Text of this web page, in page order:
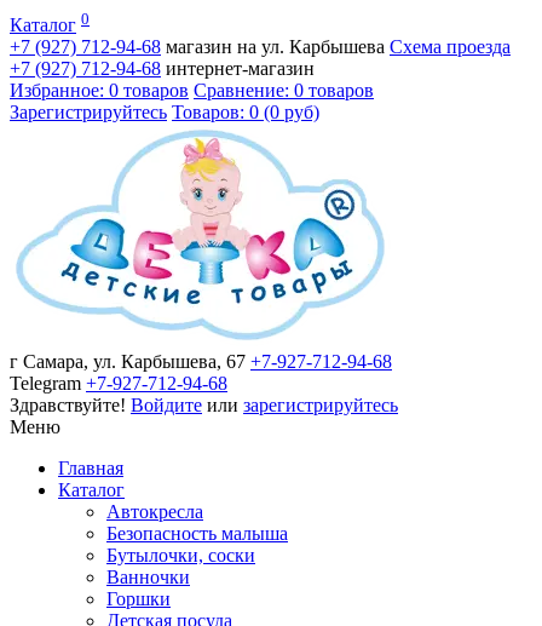
Каталог 0
+7 (927) 712-94-68 магазин на ул. Карбышева Схема проезда
+7 (927) 712-94-68 интернет-магазин
Избранное: 0 товаров Сравнение: 0 товаров
Зарегистрируйтесь Товаров: 0 (0 руб)
г Самара, ул. Карбышева, 67 +7-927-712-94-68
Telegram +7-927-712-94-68
Здравствуйте! Войдите или зарегистрируйтесь
Меню
Главная
Каталог
Автокресла
Безопасность малыша
Бутылочки, соски
Ванночки
Горшки
Детская посуда